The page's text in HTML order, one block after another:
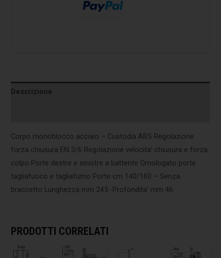
Descrizione
Corpo monoblocco acciaio – Custodia ABS Regolazione
forza chiusura EN 3/6 Regolazione velocita’ chiusura e forza
colpo Porte destre e sinistre a battente Omologato porte
tagliafuoco e tagliafumo Porte cm 140/160 – Senza
braccetto Lunghezza mm 245 -Profondita’ mm 46
PRODOTTI CORRELATI